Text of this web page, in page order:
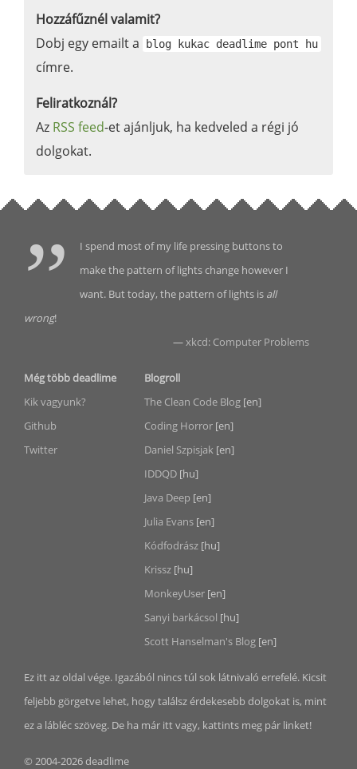
Hozzáfűznél valamit?
Dobj egy emailt a
blog kukac deadlime pont hu
címre.
Feliratkoznál?
Az RSS feed-et ajánljuk, ha kedveled a régi jó
dolgokat.
I spend most of my life pressing buttons to
make the pattern of lights change however I
want. But today, the pattern of lights is all
wrong!
—xkcd: Computer Problems
Még több deadlime
Kik vagyunk?
Github
Twitter
Blogroll
The Clean Code Blog [en]
Coding Horror [en]
Daniel Szpisjak [en]
IDDQD [hu]
Java Deep [en]
Julia Evans [en]
Kódfodrász [hu]
Krissz [hu]
MonkeyUser [en]
Sanyi barkácsol [hu]
Scott Hanselman's Blog [en]
Ez itt az oldal vége. Igazából nincs túl sok látnivaló errefelé. Kicsit
feljebb görgetve lehet, hogy találsz érdekesebb dolgokat is, mint
ez a lábléc szöveg. De ha már itt vagy, kattints meg pár linket!
© 2004-2026 deadlime